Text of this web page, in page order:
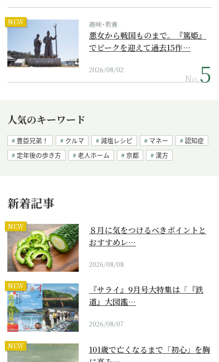
NEW 趣味･教養
悪女から戦国ものまで。『篤姫』
でピークを迎えて過去15作…
2026/08/02
No.
人気のキーワード
豊臣兄弟！ クルマ 減塩レシピ マネー
認知症
定年後の歩き方
老人ホーム 京都 漢方
新着記事
NEW
８月に気をつけるべきポイントと
おすすめレ…
2026/08/08
NEW
『サライ』9月号大特集は「『鉄
道』大図鑑…
2026/08/07
NEW
101歳で亡くなるまで「初心」を胸